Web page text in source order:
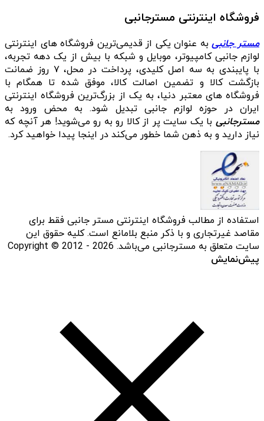
فروشگاه اینترنتی مسترجانبی
مستر جانبیبه عنوان یکی از قدیمی‌ترین فروشگاه های اینترنتی
لوازم جانبی کامپیوتر، موبایل و شبکه با بیش از یک دهه تجربه،
با پایبندی به سه اصل کلیدی، پرداخت در محل، ۷ روز ضمانت
بازگشت کالا و تضمین اصالت کالا، موفق شده تا همگام با
فروشگاه‌ های معتبر دنیا، به یک از بزرگ‌ترین فروشگاه اینترنتی
ایران در حوزه لوازم جانبی تبدیل شود. به محض ورود به
مسترجانبی با یک سایت پر از کالا رو به رو می‌شوید! هر آنچه که
نیاز دارید و به ذهن شما خطور می‌کند در اینجا پیدا خواهید کرد.
استفاده از مطالب فروشگاه اینترنتی مستر جانبی فقط برای
مقاصد غیرتجاری و با ذکر منبع بلامانع است. کلیه حقوق این
سایت متعلق به مسترجانبی می‌باشد. Copyright © 2012 - 2026
پیش‌نمایش